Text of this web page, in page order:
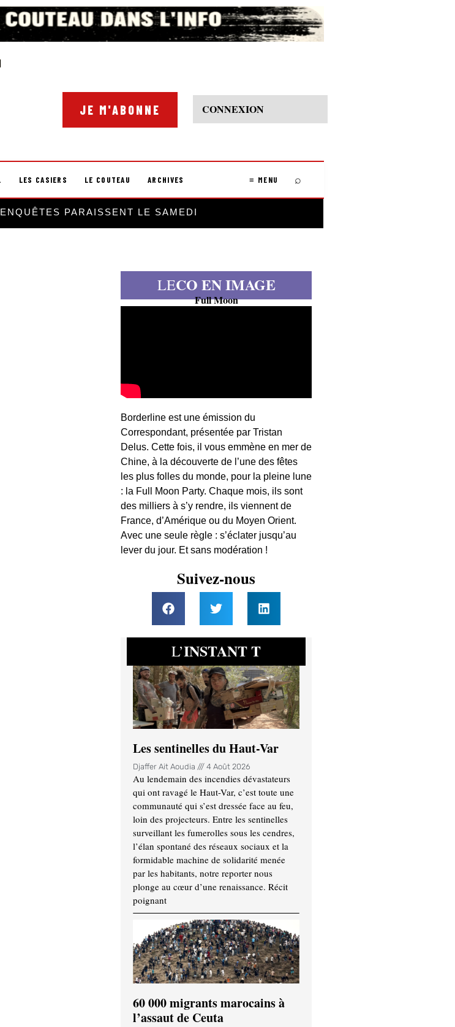
JE M'ABONNE CONNEXION
LES CASIERS LE COUTEAU ARCHIVES ≡ MENU ⌕
PARAISSENT LE SAMEDI
LECO EN IMAGE
Full Moon
Borderline est une émission du
Correspondant, présentée par Tristan
Delus. Cette fois, il vous emmène en mer de
Chine, à la découverte de l’une des fêtes
les plus folles du monde, pour la pleine lune
: la Full Moon Party. Chaque mois, ils sont
des milliers à s’y rendre, ils viennent de
France, d’Amérique ou du Moyen Orient.
Avec une seule règle : s’éclater jusqu’au
lever du jour. Et sans modération !
Suivez-nous
L’INSTANT T
Les sentinelles du Haut-Var
Djaffer Ait Aoudia 4 Août 2026
Au lendemain des incendies dévastateurs
qui ont ravagé le Haut-Var, c’est toute une
communauté qui s’est dressée face au feu,
loin des projecteurs. Entre les sentinelles
surveillant les fumerolles sous les cendres,
l’élan spontané des réseaux sociaux et la
formidable machine de solidarité menée
par les habitants, notre reporter nous
plonge au cœur d’une renaissance. Récit
poignant
60 000 migrants marocains à
l’assaut de Ceuta